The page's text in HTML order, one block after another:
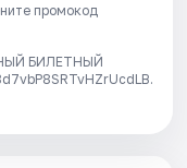
промокод
БИЛЕТНЫЙ